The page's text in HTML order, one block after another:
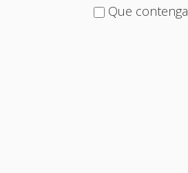
Que contenga